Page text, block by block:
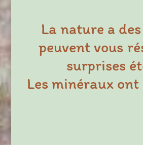
La nature a
peuvent vous
surprises
Les minéraux